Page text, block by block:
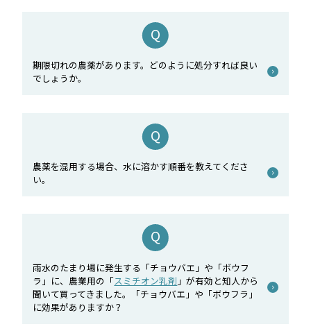
期限切れの農薬があります。どのように処分すれば良い
でしょうか。
農薬を混用する場合、水に溶かす順番を教えてくださ
い。
雨水のたまり場に発生する「チョウバエ」や「ボウフ
ラ」に、農業用の「スミチオン乳剤 」が有効と知人から
聞いて買ってきました。「チョウバエ」や「ボウフラ」
に効果がありますか？